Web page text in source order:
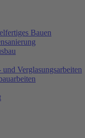
Bauen
und Verglasungsarbeiten